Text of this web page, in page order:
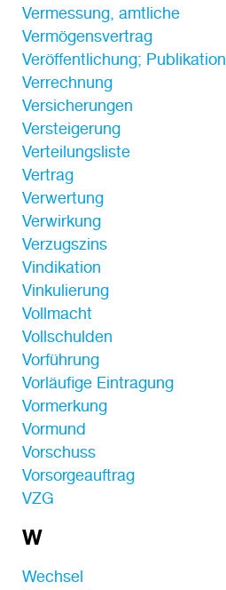
Vermessung, amtliche
Vermögensvertrag
Veröffentlichung; Publikation
Verrechnung
Versicherungen
Versteigerung
Verteilungsliste
Vertrag
Verwertung
Verwirkung
Verzugszins
Vindikation
Vinkulierung
Vollmacht
Vollschulden
Vorführung
Vorläufige Eintragung
Vormerkung
Vormund
Vorschuss
Vorsorgeauftrag
VZG
W
Wechsel